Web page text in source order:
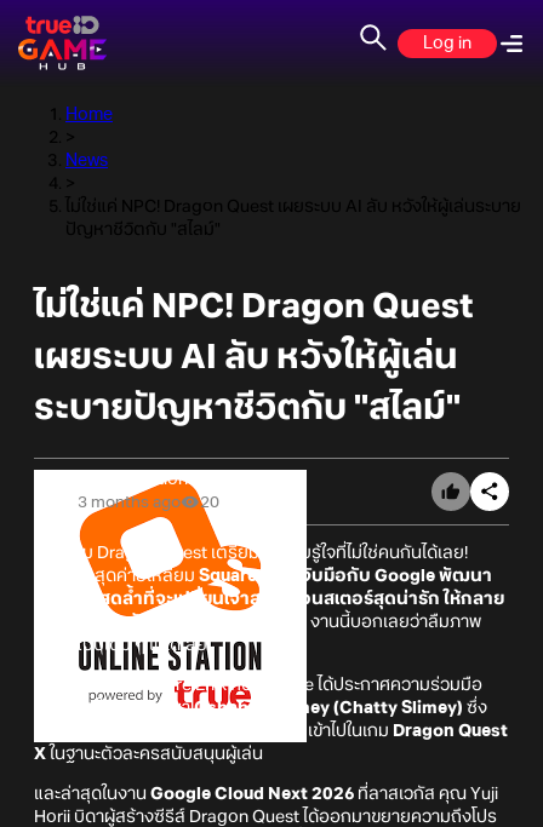
Log in
Home
>
News
>
ไม่ใช่แค่ NPC! Dragon Quest เผยระบบ AI ลับ หวังให้ผู้เล่นระบาย
ปัญหาชีวิตกับ "สไลม์"
ไม่ใช่แค่ NPC! Dragon Quest
เผยระบบ AI ลับ หวังให้ผู้เล่น
ระบายปัญหาชีวิตกับ "สไลม์"
Online Station
3 months ago
20
แฟนเกม Dragon Quest เตรียมมีสหายรู้ใจที่ไม่ใช่คนกันได้เลย!
เพราะล่าสุดค่ายเหลี่ยม Square Enix จับมือกับ Google พัฒนา
ระบบ AI สุดล้ำที่จะเปลี่ยนเจ้าสไลม์มอนสเตอร์สุดน่ารัก ให้กลาย
เป็นที่ปรึกษาปัญหาชีวิตแบบส่วนตัว
งานนี้บอกเลยว่าลืมภาพ
NPC แบบเดิม ๆ ไปได้เลย
เมื่อเดือนก่อน Square Enix กับ Google ได้ประกาศความร่วมมือ
ครั้งใหญ่ในการพัฒนาOshaberi Slimey (Chatty Slimey) ซึ่ง
เป็น AI Chatbot จาก Gemini ที่จะถูกใส่เข้าไปในเกม Dragon Quest
X ในฐานะตัวละครสนับสนุนผู้เล่น
และล่าสุดในงาน Google Cloud Next 2026 ที่ลาสเวกัส คุณ Yuji
Horii บิดาผู้สร้างซีรีส์ Dragon Quest ได้ออกมาขยายความถึงโปร